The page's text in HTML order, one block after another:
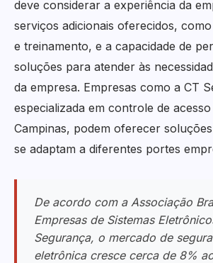
deve considerar a experiência da
serviços adicionais oferecidos,
e treinamento, e a capacidade de
soluções para atender às
da empresa. Empresas como a CT
especializada em controle de
Campinas, podem oferecer
se adaptam a diferentes portes
De acordo com a Associação
Empresas de Sistemas
Segurança, o mercado de
eletrônica cresce cerca de 8%